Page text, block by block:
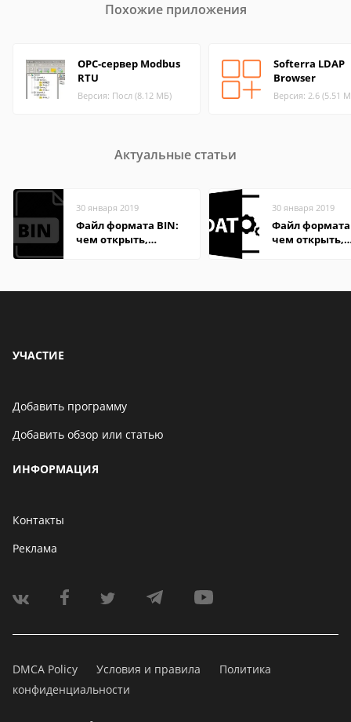
Похожие приложения
OPC-сервер Modbus
RTU
Версия: Посл (8.12 МБ)
Softerra LDAP
Browser
Версия: 2.6 (5.51
Актуальные статьи
30 января 2019
Файл формата BIN:
чем открыть,
30 января 2019
Файл формата
чем открыть,
УЧАСТИЕ
Добавить программу
Добавить обзор или статью
ИНФОРМАЦИЯ
Контакты
Реклама
DMCA Policy Условия и правила
Политика
конфиденциальности